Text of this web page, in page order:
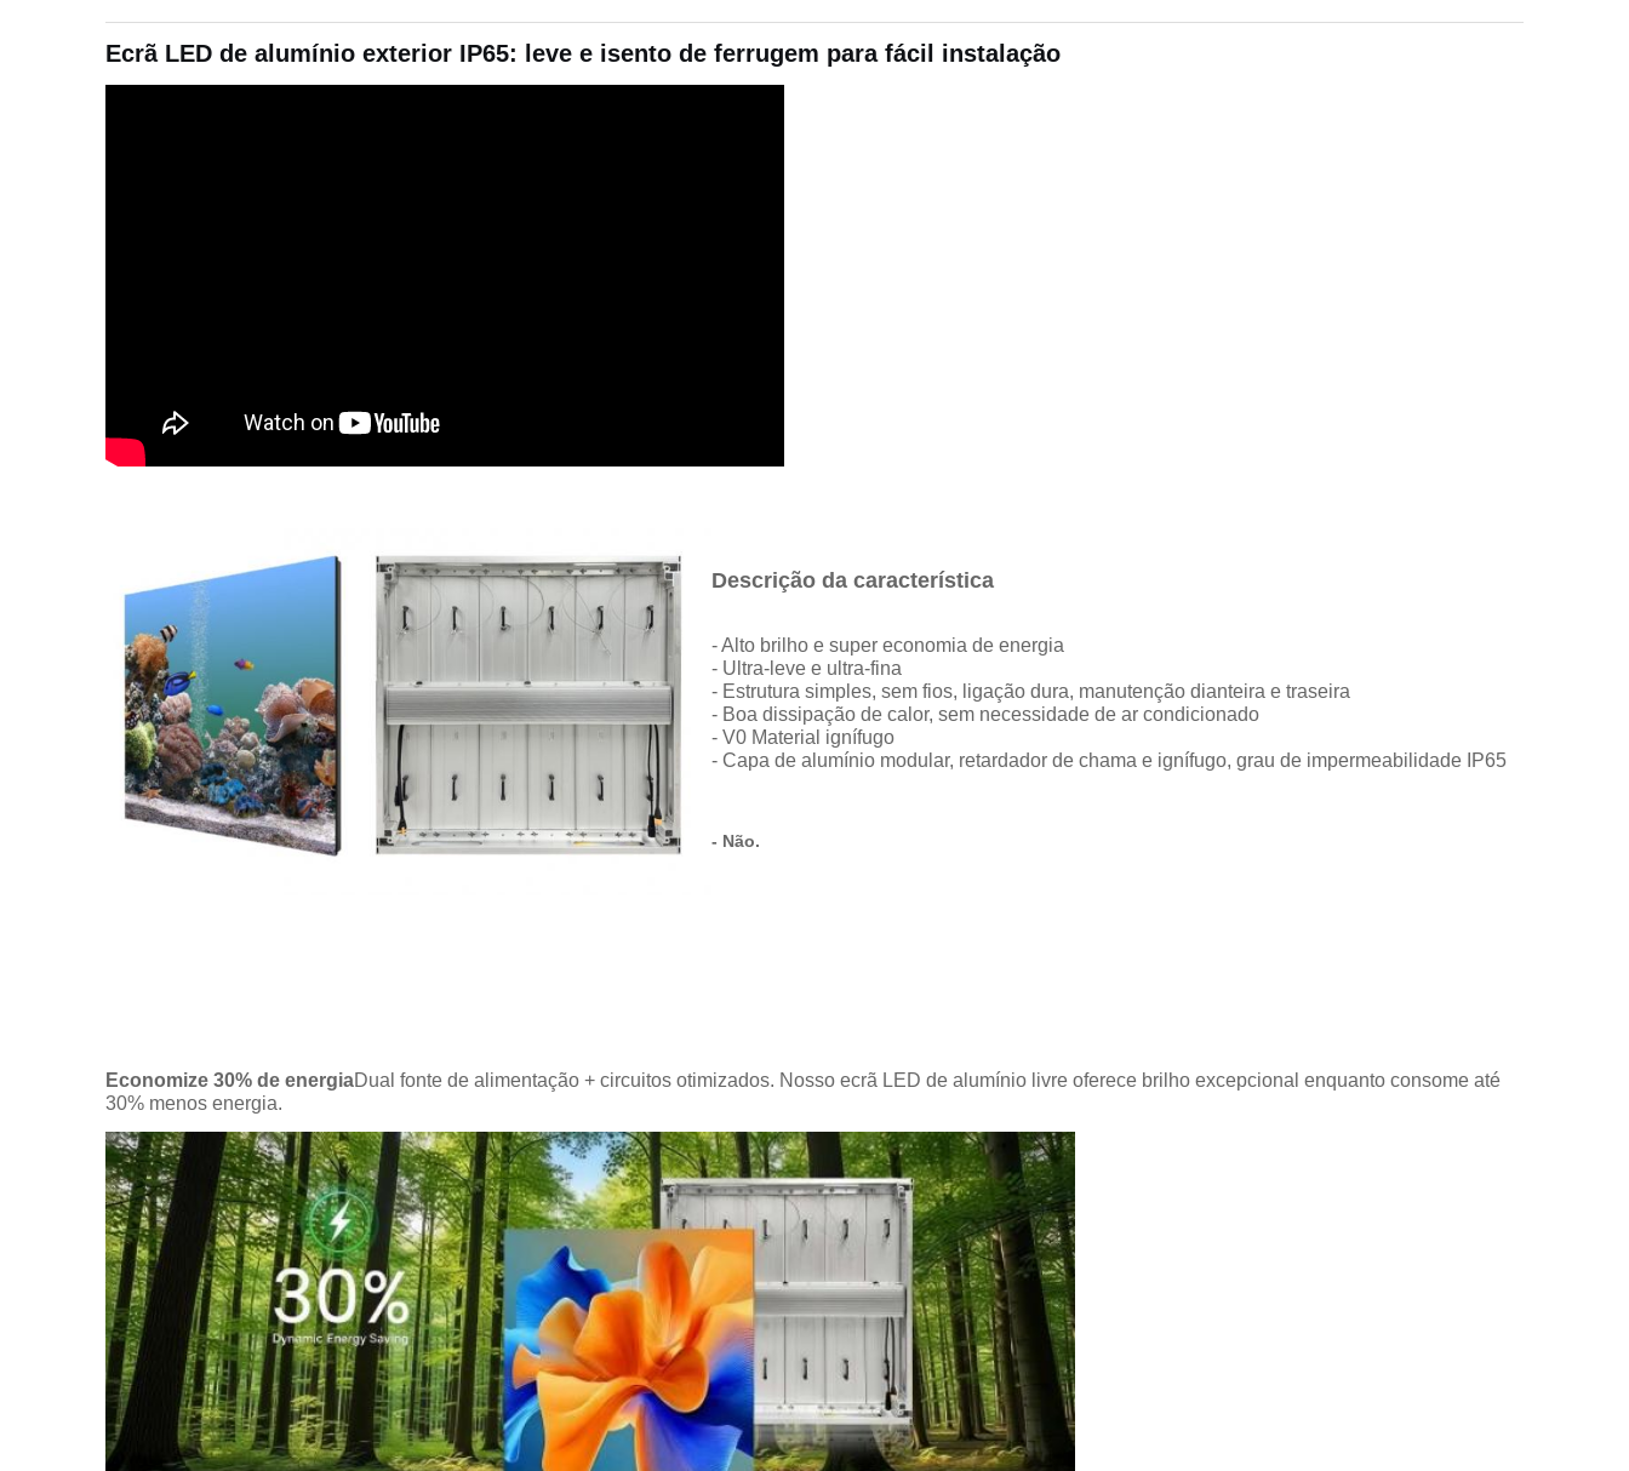
Ecrã LED de alumínio exterior IP65: leve e isento de ferrugem para fácil instalação
Descrição da característica
- Alto brilho e super economia de energia
- Ultra-leve e ultra-fina
- Estrutura simples, sem fios, ligação dura, manutenção dianteira e traseira
- Boa dissipação de calor, sem necessidade de ar condicionado
- V0 Material ignífugo
- Capa de alumínio modular, retardador de chama e ignífugo, grau de impermeabilidade IP65
- Não.
Economize 30% de energiaDual fonte de alimentação + circuitos otimizados. Nosso ecrã LED de alumínio livre oferece brilho excepcional enquanto consome até
30% menos energia.